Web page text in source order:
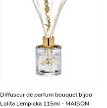
Diffuseur de parfum bouquet bijou
Lolita Lempicka 115ml - MAISON